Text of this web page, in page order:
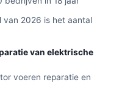
van 2026 is het aantal
van elektrische
voeren reparatie en